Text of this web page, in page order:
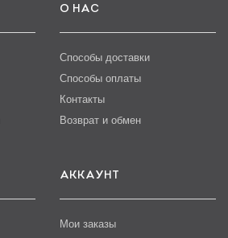
О НАС
Способы доставки
Способы оплаты
Контакты
Возврат и обмен
АККАУНТ
Мои заказы